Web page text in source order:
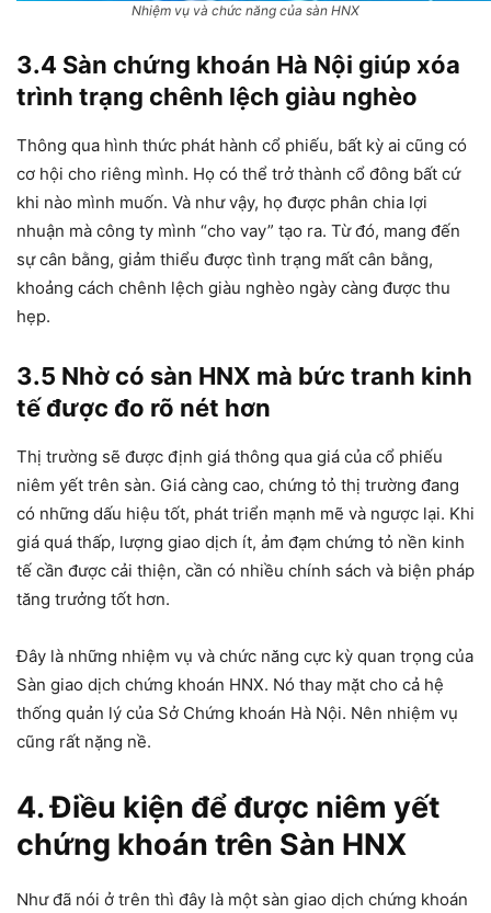
Nhiệm vụ và chức năng của sàn HNX
3.4 Sàn chứng khoán Hà Nội giúp xóa
trình trạng chênh lệch giàu nghèo
Thông qua hình thức phát hành cổ phiếu, bất kỳ ai cũng có
cơ hội cho riêng mình. Họ có thể trở thành cổ đông bất cứ
khi nào mình muốn. Và như vậy, họ được phân chia lợi
nhuận mà công ty mình “cho vay” tạo ra. Từ đó, mang đến
sự cân bằng, giảm thiểu được tình trạng mất cân bằng,
khoảng cách chênh lệch giàu nghèo ngày càng được thu
hẹp.
3.5 Nhờ có sàn HNX mà bức tranh kinh
tế được đo rõ nét hơn
Thị trường sẽ được định giá thông qua giá của cổ phiếu
niêm yết trên sàn. Giá càng cao, chứng tỏ thị trường đang
có những dấu hiệu tốt, phát triển mạnh mẽ và ngược lại. Khi
giá quá thấp, lượng giao dịch ít, ảm đạm chứng tỏ nền kinh
tế cần được cải thiện, cần có nhiều chính sách và biện pháp
tăng trưởng tốt hơn.
Đây là những nhiệm vụ và chức năng cực kỳ quan trọng của
Sàn giao dịch chứng khoán HNX. Nó thay mặt cho cả hệ
thống quản lý của Sở Chứng khoán Hà Nội. Nên nhiệm vụ
cũng rất nặng nề.
4. Điều kiện để được niêm yết
chứng khoán trên Sàn HNX
Như đã nói ở trên thì đây là một sàn giao dịch chứng khoán